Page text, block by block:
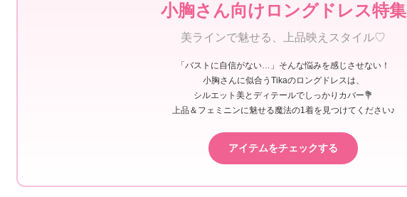
小胸さん向けロングドレス特集
美ラインで魅せる、上品映えスタイル♡
「バストに自信がない…」そんな悩みを感じさせない！
小胸さんに似合うTikaのロングドレスは、
シルエット美とディテールでしっかりカバー💐
上品＆フェミニンに魅せる魔法の1着を見つけてください♪
アイテムをチェックする